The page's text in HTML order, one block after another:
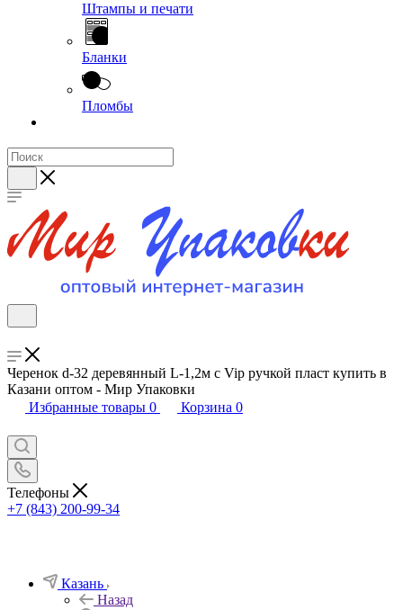
Штампы и печати
Бланки
Пломбы
Черенок d-32 деревянный L-1,2м с Vip ручкой пласт купить в
Казани оптом - Мир Упаковки
Избранные товары 0 Корзина 0
Телефоны
+7 (843) 200-99-34
Казань
Назад